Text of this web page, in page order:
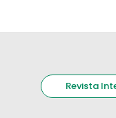
Revista